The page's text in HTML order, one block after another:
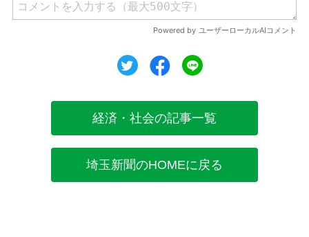
ツイートシェア
経済・社会の記事一覧
埼玉新聞のHOMEに戻る